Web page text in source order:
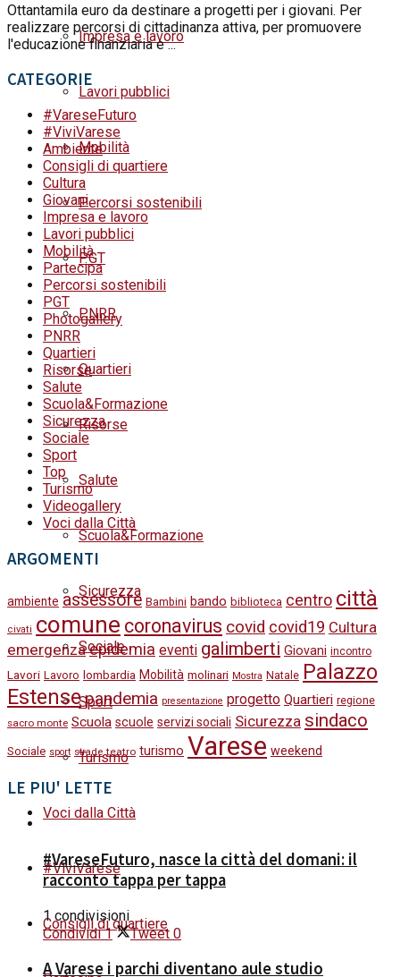
Impresa e lavoro
Lavori pubblici
Mobilità
Percorsi sostenibili
PGT
PNRR
Quartieri
Risorse
Salute
Scuola&Formazione
Sicurezza
Sociale
Sport
Turismo
Voci dalla Città
#ViviVarese
Consigli di quartiere
Ottantamila euro da destinare a progetti per i giovani. Per
realizzare percorsi di cittadinanza attiva, per promuovere
l'educazione finanziaria e ...
CATEGORIE
#VareseFuturo
#ViviVarese
Ambiente
Consigli di quartiere
Cultura
Giovani
Impresa e lavoro
Lavori pubblici
Mobilità
Partecipa
Percorsi sostenibili
PGT
Photogallery
PNRR
Quartieri
Risorse
Salute
Scuola&Formazione
Sicurezza
Sociale
Sport
Top
Turismo
Videogallery
Voci dalla Città
ARGOMENTI
ambiente assessore Bambini bando biblioteca centro città
civati comune coronavirus covid covid19 Cultura
emergenza epidemia eventi galimberti Giovani incontro
Lavori Lavoro lombardia Mobilità molinari Mostra Natale Palazzo
Estensepandemia presentazione progetto Quartieri regione
sacro monte Scuola scuole servizi sociali Sicurezza sindaco
Sociale sport strade teatro turismo Varese weekend
LE PIU' LETTE
#VareseFuturo, nasce la città del domani: il
racconto tappa per tappa
1 condivisioni
Condividi 1 Tweet 0
A Varese i parchi diventano aule studio